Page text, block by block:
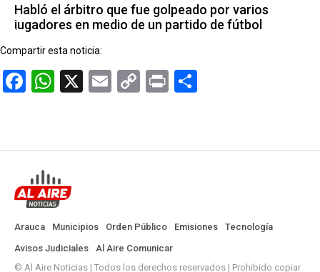
Habló el árbitro que fue golpeado por varios
jugadores en medio de un partido de fútbol
Compartir esta noticia:
Facebook
WhatsApp
X EmailCopy
Print
Arauca Municipios Orden Público Emisiones
Tecnología
Avisos Judiciales
Al Aire Comunicar
© Al Aire Noticias | Todos los derechos reservados | Prohibido copiar